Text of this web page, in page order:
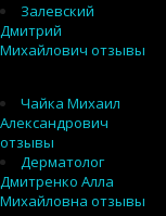
Залевский
Дмитрий
Михайлович отзывы
Чайка Михаил
Александрович
отзывы
Дерматолог
Дмитренко Алла
Михайловна отзывы